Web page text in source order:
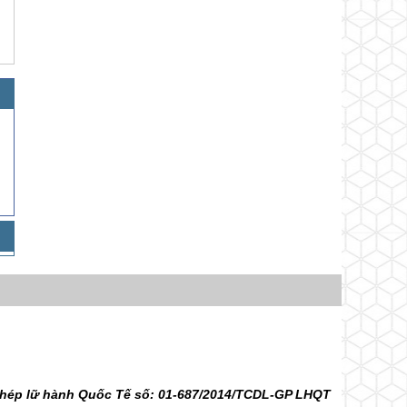
lữ hành Quốc Tế số: 01-687/2014/TCDL-GP LHQT